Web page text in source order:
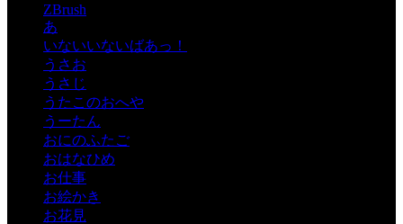
ZBrush
あ
いないいないばあっ！
うさお
うさじ
うたこのおへや
うーたん
おにのふたご
おはなひめ
お仕事
お絵かき
お花見